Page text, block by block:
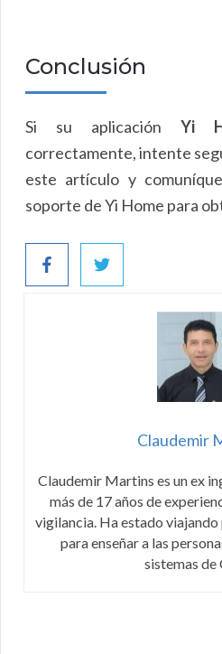
Conclusión
Si su aplicación Yi
correctamente, intente
este artículo y
soporte de Yi Home para
Claudemir
Claudemir Martins es un ex
más de 17 años de
vigilancia. Ha estado
para enseñar a las
sistemas de